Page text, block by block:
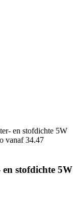
stofdichte 5W